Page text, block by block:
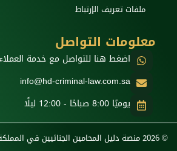
ملفات تعريف الإرتباط
معلومات التواصل
اضغط هنا للتواصل مع خدمة
info@hd-criminal-law.com.sa
يوميًا 8:00 صباحًا - 12:00 ليلًا
© 2026 منصة دليل المحامين الجنائيين في المملكة. جميع الحقوق محفوظة.